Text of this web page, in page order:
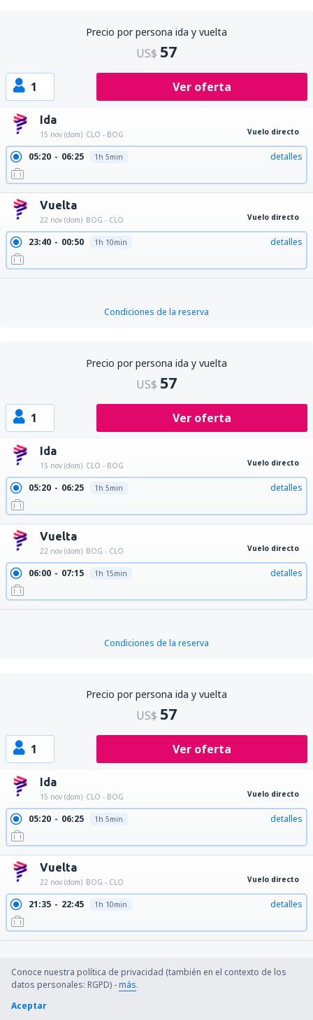
Precio por persona ida y vuelta
US$ 57
1 Ver oferta
Ida
15 nov (dom) CLO - BOG Vuelo directo
05:20 06:25 1h 5min detalles
Vuelta
22 nov (dom) BOG - CLO Vuelo directo
23:40 00:50 1h 10min detalles
Condiciones de la reserva
Precio por persona ida y vuelta
US$ 57
1 Ver oferta
Ida
15 nov (dom) CLO - BOG Vuelo directo
05:20 06:25 1h 5min detalles
Vuelta
22 nov (dom) BOG - CLO Vuelo directo
06:00 07:15 1h 15min detalles
Condiciones de la reserva
Precio por persona ida y vuelta
US$ 57
1 Ver oferta
Ida
15 nov (dom) CLO - BOG Vuelo directo
05:20 06:25 1h 5min detalles
Vuelta
22 nov (dom) BOG - CLO Vuelo directo
21:35 22:45 1h 10min detalles
Condiciones de la reserva
Conoce nuestra política de privacidad (también en el contexto de los
datos personales: RGPD) -más.
Aceptar